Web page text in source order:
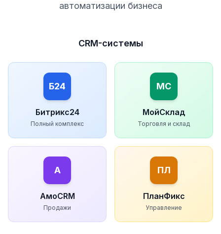
автоматизации бизнеса
CRM-системы
Б24
Битрикс24
Полный комплекс
МС
МойСклад
Торговля и склад
А
АмоCRM
Продажи
ПЛ
ПланФикс
Управление